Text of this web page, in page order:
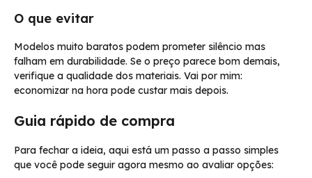
O que evitar
Modelos muito baratos podem prometer silêncio mas
falham em durabilidade. Se o preço parece bom demais,
verifique a qualidade dos materiais. Vai por mim:
economizar na hora pode custar mais depois.
Guia rápido de compra
Para fechar a ideia, aqui está um passo a passo simples
que você pode seguir agora mesmo ao avaliar opções: